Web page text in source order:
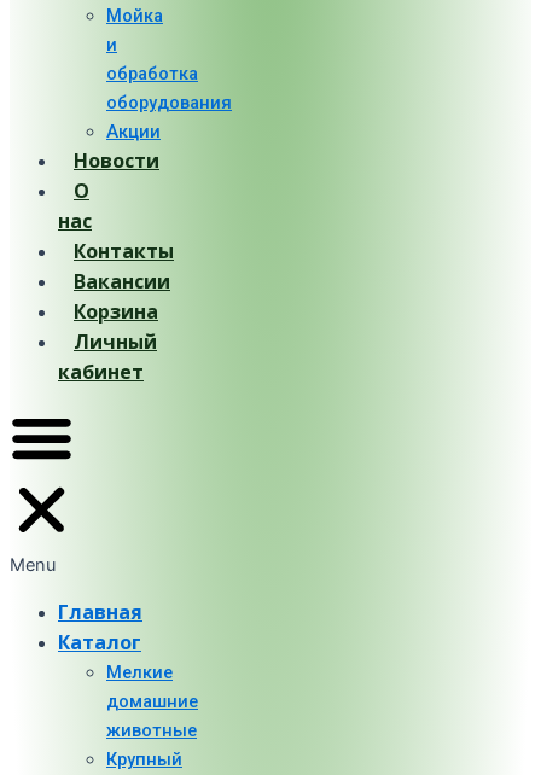
Мойка
и
обработка
оборудования
Акции
Новости
О
нас
Контакты
Вакансии
Корзина
Личный
кабинет
Menu
Главная
Каталог
Мелкие
домашние
животные
Крупный